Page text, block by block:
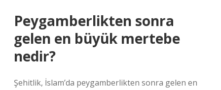
Peygamberlikten sonra
gelen en büyük mertebe
nedir?
Şehitlik, İslam’da peygamberlikten sonra gelen en